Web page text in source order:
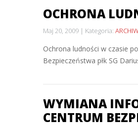
OCHRONA
Maj 20, 2009 Kategoria:
Ochrona ludności w czasie
Bezpieczeństwa płk SG
WYMIANA
CENTRUM